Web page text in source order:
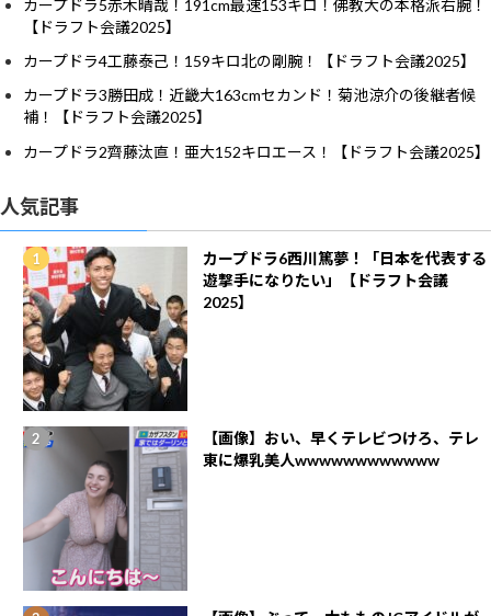
カープドラ5赤木晴哉！191cm最速153キロ！佛教大の本格派右腕！
【ドラフト会議2025】
カープドラ4工藤泰己！159キロ北の剛腕！【ドラフト会議2025】
カープドラ3勝田成！近畿大163cmセカンド！菊池涼介の後継者候
補！【ドラフト会議2025】
カープドラ2齊藤汰直！亜大152キロエース！【ドラフト会議2025】
人気記事
カープドラ6西川篤夢！「日本を代表する
遊撃手になりたい」【ドラフト会議
2025】
【画像】おい、早くテレビつけろ、テレ
東に爆乳美人wwwwwwwwwwww